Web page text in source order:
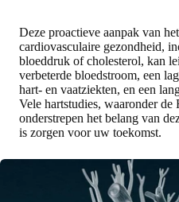
Deze proactieve aanpak van
cardiovasculaire gezondheid,
bloeddruk of cholesterol, kan
verbeterde bloedstroom, een
hart- en vaatziekten, en een
Vele hartstudies, waaronder de
onderstrepen het belang van
is zorgen voor uw toekomst.